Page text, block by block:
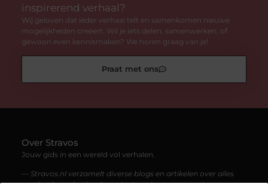
inspirerend verhaal?
Wij geloven dat ieder verhaal telt en samenkomen nieuwe
mogelijkheden creëert. Wil je iets delen, samenwerken, of
gewoon even kennismaken? We horen graag van je!
Praat met ons
Over Stravos
Jouw gids in een wereld vol verhalen.
— Stravos.nl verzamelt diverse blogs en artikelen over alles